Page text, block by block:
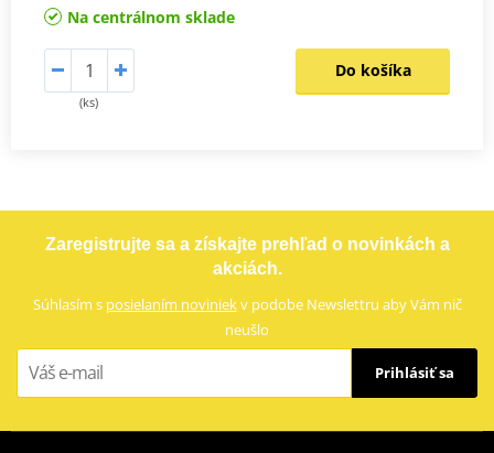
Na centrálnom sklade
(ks)
Do košíka
Zaregistrujte sa a získajte prehľad o novinkách a
akciách.
Súhlasím s posielaním noviniekv podobe Newslettru aby Vám nič
neušlo
Prihlásiť sa